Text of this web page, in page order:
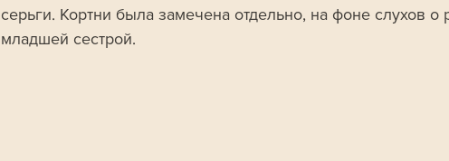
серьги. Кортни была замечена отдельно, на фоне слухов о
младшей сестрой.